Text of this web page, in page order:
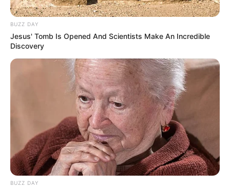
BUZZ DAY
Jesus' Tomb Is Opened And Scientists Make An Incredible
Discovery
BUZZ DAY